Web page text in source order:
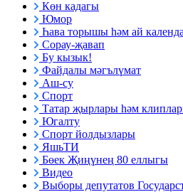
Көн кадагы
Юмор
Һава торышы һәм ай
Сорау-җавап
Бу кызык!
Файдалы мәгълүмат
Аш-су
Спорт
Татар җырлары һәм
Югалту
Спорт йолдызлары
ЯшьТИ
Бөек Җиңүнең 80 еллыгы
Видео
Выборы депутатов